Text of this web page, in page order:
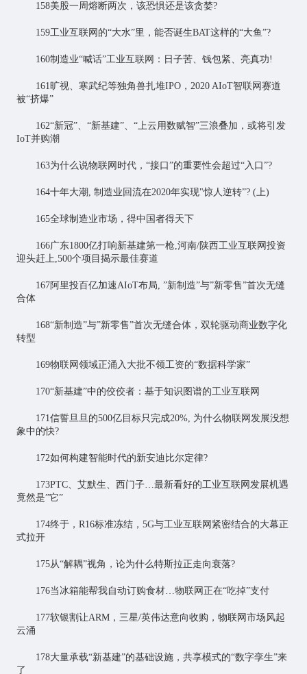
158美股一周熔断两次，该恐惧还是该贪婪?
159工业互联网的“大水”里，能否诞生BAT这样的“大鱼”?
160制造业“喊话”工业互联网：日子苦、钱包紧、亮真功!
161旷视、寒武纪等独角兽扎堆IPO，2020 AIoT智联网赛道
被“挤爆”
162“新冠”、“新基建”、“上云用数赋智”三浪叠加，或将引发
IoT并购潮
163为什么说物联网时代，“接口”的重要性会超过“入口”?
164十年大潮, 制造业回流在2020年实现"惊人逆转”? (上)
165全球制造业市场，得中国者得天下
166广东1800亿打响新基建第一枪,河南/陕西工业互联网投资
迎头赶上,500个项目揭示最佳赛道
167阿里投百亿加速AIoT布局, ”新制造”与”新零售”首次无缝
合体
168“新制造”与”新零售”首次无缝合体，双轮驱动商业数字化
转型
169物联网领域正涌入大批不领工资的“数据科学家”
170“新基建”中的佼佼者：基于知识图谱的工业互联网
171信誓旦旦的500亿目标只完成20%, 为什么物联网发展没想
象中的快?
172如何构建智能时代的新安迪比尔定律?
173PTC、艾默生、西门子…最新看好的工业互联网发展机遇
竟然是”它”
174终于，R16标准冻结，5G与工业互联网紧密结合的大幕正
式拉开
175从“解耦”视角，论为什么特斯拉正走向衰落?
176当冰箱能帮我自动订购食材…物联网正在“吃掉”支付
177软银割让ARM，三星/英伟达意向收购，物联网市场风起
云涌
178大量承载“新基建”的基础设施，共享模式的“数字孪生”来
了